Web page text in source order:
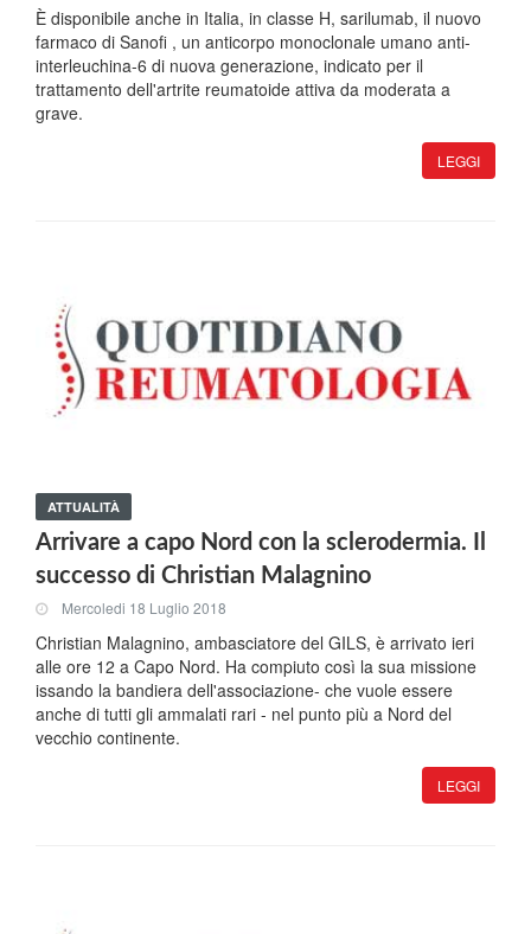
È disponibile anche in Italia, in classe H, sarilumab, il nuovo
farmaco di Sanofi , un anticorpo monoclonale umano anti-
interleuchina-6 di nuova generazione, indicato per il
trattamento dell'artrite reumatoide attiva da moderata a
grave.
LEGGI
ATTUALITÀ
Arrivare a capo Nord con la sclerodermia. Il
successo di Christian Malagnino
Mercoledi 18 Luglio 2018
Christian Malagnino, ambasciatore del GILS, è arrivato ieri
alle ore 12 a Capo Nord. Ha compiuto così la sua missione
issando la bandiera dell'associazione- che vuole essere
anche di tutti gli ammalati rari - nel punto più a Nord del
vecchio continente.
LEGGI